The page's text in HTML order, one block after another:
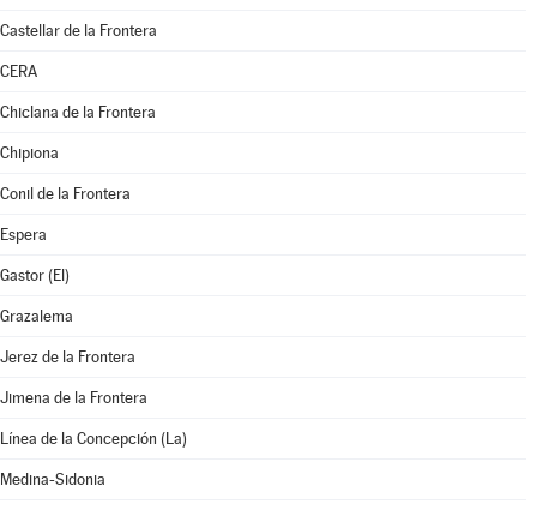
Castellar de la Frontera
CERA
Chiclana de la Frontera
Chipiona
Conil de la Frontera
Espera
Gastor (El)
Grazalema
Jerez de la Frontera
Jimena de la Frontera
Línea de la Concepción (La)
Medina-Sidonia